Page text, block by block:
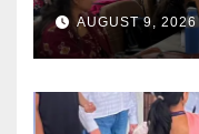
AUGUST 9, 2026